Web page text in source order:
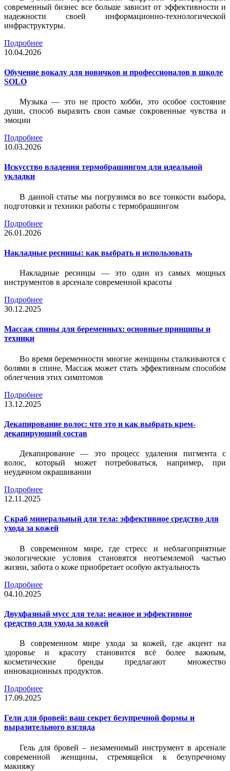
современный бизнес все больше зависит от эффективности и
надежности своей информационно-технологической
инфраструктуры.
Подробнее
10.04.2026
Обучение вокалу для новичков и профессионалов в школе
SOLO
Музыка — это не просто хобби, это особое состояние
души, способ выразить свои самые сокровенные чувства и
эмоции
Подробнее
10.03.2026
Искусство владения термобрашингом для идеальной
укладки
В данной статье мы погрузимся во все тонкости выбора,
подготовки и техники работы с термобрашингом
Подробнее
26.01.2026
Накладные ресницы: как выбрать и использовать
Накладные ресницы — это один из самых мощных
инструментов в арсенале современной красоты
Подробнее
30.12.2025
Массаж спины для беременных: основные принципы и
техники
Во время беременности многие женщины сталкиваются с
болями в спине. Массаж может стать эффективным способом
облегчения этих симптомов
Подробнее
13.12.2025
Декапирование волос: что это и как выбрать крем-
декапирующий состав
Декапирование — это процесс удаления пигмента с
волос, который может потребоваться, например, при
неудачном окрашивании
Подробнее
12.11.2025
Скраб минеральный для тела: эффективное средство для
ухода за кожей
В современном мире, где стресс и неблагоприятные
экологические условия становятся неотъемлемой частью
жизни, забота о коже приобретает особую актуальность
Подробнее
04.10.2025
Двухфазный мусс для тела: нежное и эффективное
средство для ухода за кожей
В современном мире ухода за кожей, где акцент на
здоровье и красоту становится всё более важным,
косметические бренды предлагают множество
инновационных продуктов.
Подробнее
17.09.2025
Гели для бровей: ваш секрет безупречной формы и
выразительного взгляда
Гель для бровей – незаменимый инструмент в арсенале
современной женщины, стремящейся к безупречному
макияжу